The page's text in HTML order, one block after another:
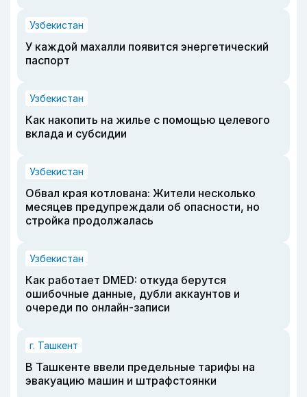
Узбекистан
У каждой махалли появится энергетический
паспорт
Узбекистан
Как накопить на жилье с помощью целевого
вклада и субсидии
Узбекистан
Обвал края котлована: Жители несколько
месяцев предупреждали об опасности, но
стройка продолжалась
Узбекистан
Как работает DMED: откуда берутся
ошибочные данные, дубли аккаунтов и
очереди по онлайн-записи
г. Ташкент
В Ташкенте ввели предельные тарифы на
эвакуацию машин и штрафстоянки